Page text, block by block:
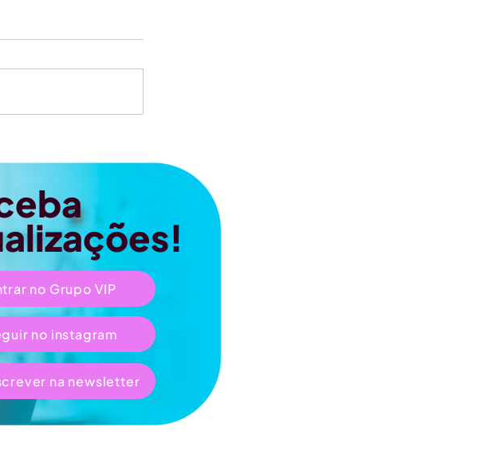
no Grupo VIP
no instagram
na newsletter